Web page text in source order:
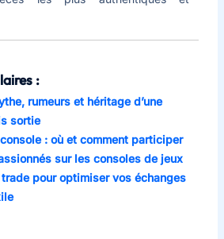
:
rumeurs et héritage d’une
sortie
: où et comment participer
sur les consoles de jeux
pour optimiser vos échanges